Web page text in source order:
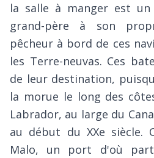
la salle à manger est
grand-père à son
pêcheur à bord de ces
les Terre-neuvas. Ces
de leur destination,
la morue le long des
Labrador, au large du
au début du XXe siècle.
Malo, un port d'où